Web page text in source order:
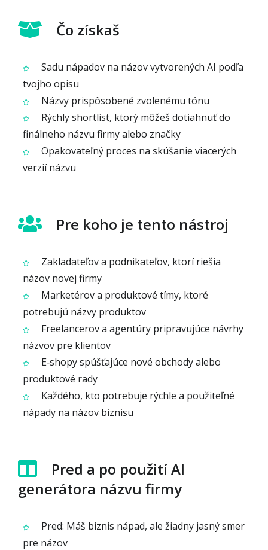
Čo získaš
Sadu nápadov na názov vytvorených AI podľa
tvojho opisu
Názvy prispôsobené zvolenému tónu
Rýchly shortlist, ktorý môžeš dotiahnuť do
finálneho názvu firmy alebo značky
Opakovateľný proces na skúšanie viacerých
verzií názvu
Pre koho je tento nástroj
Zakladateľov a podnikateľov, ktorí riešia
názov novej firmy
Marketérov a produktové tímy, ktoré
potrebujú názvy produktov
Freelancerov a agentúry pripravujúce návrhy
názvov pre klientov
E‑shopy spúšťajúce nové obchody alebo
produktové rady
Každého, kto potrebuje rýchle a použiteľné
nápady na názov biznisu
Pred a po použití AI
generátora názvu firmy
Pred: Máš biznis nápad, ale žiadny jasný smer
pre názov